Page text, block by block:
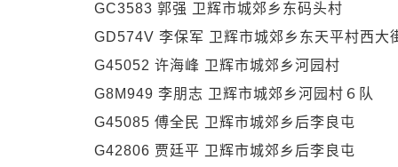
GC3583 郭强 卫辉市城郊乡东码头村
GD574V 李保军 卫辉市城郊乡东天平村西大
G45052 许海峰 卫辉市城郊乡河园村
G8M949 李朋志 卫辉市城郊乡河园村６队
G45085 傅全民 卫辉市城郊乡后李良屯
G42806 贾廷平 卫辉市城郊乡后李良屯